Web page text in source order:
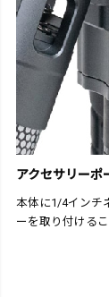
アクセサリーポ
本体に1/4インチ
ーを取り付ける